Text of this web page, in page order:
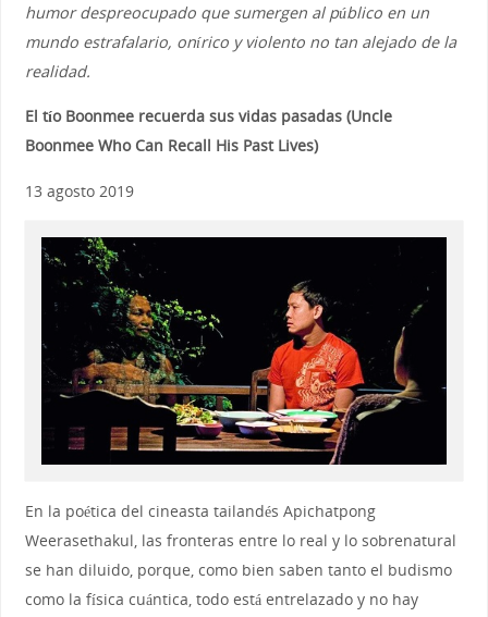
humor despreocupado que sumergen al público en un
mundo estrafalario, onírico y violento no tan alejado de la
realidad.
El tío Boonmee recuerda sus vidas pasadas (Uncle
Boonmee Who Can Recall His Past Lives)
13 agosto 2019
En la poética del cineasta tailandés Apichatpong
Weerasethakul, las fronteras entre lo real y lo sobrenatural
se han diluido, porque, como bien saben tanto el budismo
como la física cuántica, todo está entrelazado y no hay